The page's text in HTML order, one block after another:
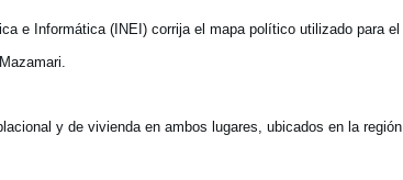
e Informática (INEI) corrija el mapa político utilizado para el
y de vivienda en ambos lugares, ubicados en la región